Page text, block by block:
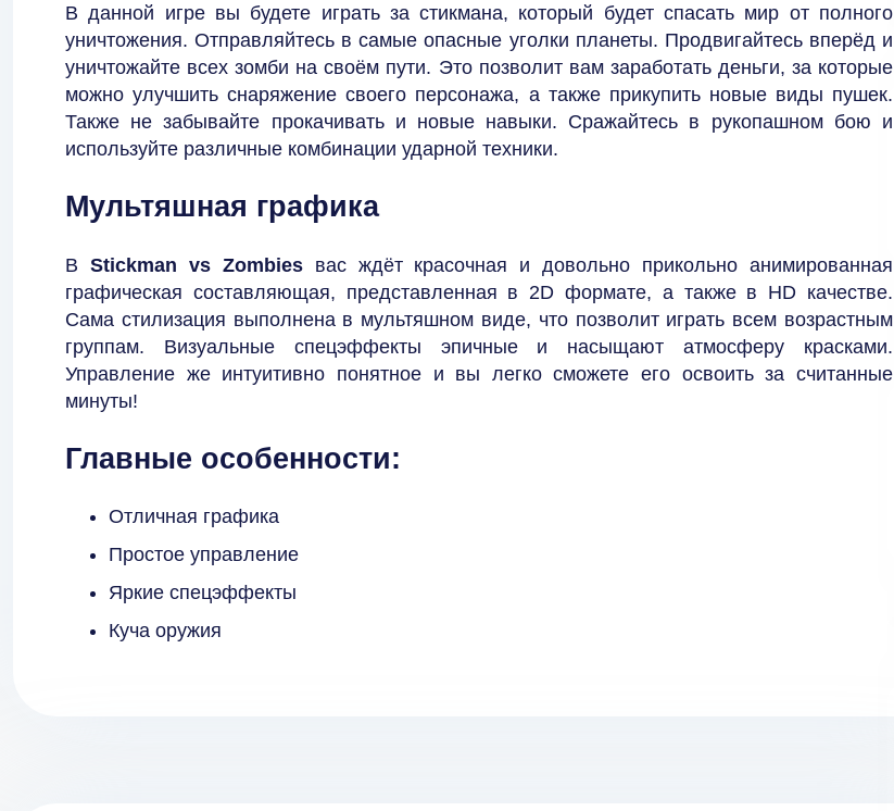
В данной игре вы будете играть за стикмана, который будет спасать мир от полного
уничтожения. Отправляйтесь в самые опасные уголки планеты. Продвигайтесь вперёд и
уничтожайте всех зомби на своём пути. Это позволит вам заработать деньги, за которые
можно улучшить снаряжение своего персонажа, а также прикупить новые виды пушек.
Также не забывайте прокачивать и новые навыки. Сражайтесь в рукопашном бою и
используйте различные комбинации ударной техники.
Мультяшная графика
В Stickman vs Zombiesвас ждёт красочная и довольно прикольно анимированная
графическая составляющая, представленная в 2D формате, а также в HD качестве.
Сама стилизация выполнена в мультяшном виде, что позволит играть всем возрастным
группам. Визуальные спецэффекты эпичные и насыщают атмосферу красками.
Управление же интуитивно понятное и вы легко сможете его освоить за считанные
минуты!
Главные особенности:
Отличная графика
Простое управление
Яркие спецэффекты
Куча оружия